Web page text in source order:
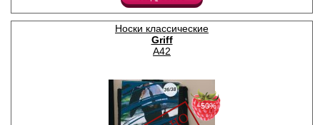
резинкой, усиленая пятка и
мысок.
Лайкра 2%
Полиамид 18%
Хлопок 80%
Носки классические
Griff
A42
−50%